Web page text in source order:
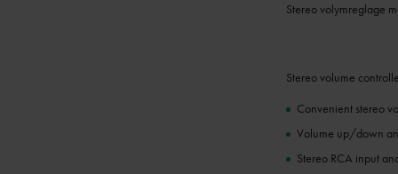
Stereo volymreglage
Stereo volume
Convenient stereo
Volume up/down
Stereo RCA input